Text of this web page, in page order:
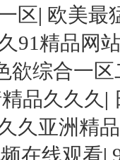
区| 欧美最
91精品网
欲综合一
品久久久 |
久亚洲精
在线观看|